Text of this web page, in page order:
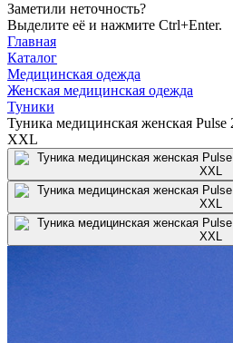
Заметили неточность?
Выделите её и нажмите Ctrl+Enter.
Главная
Каталог
Медицинская одежда
Женская медицинская одежда
Туники
Туника медицинская женская
XXL